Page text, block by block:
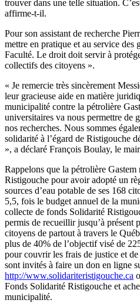
trouver dans une telle situation.
affirme-t-il.
Pour son assistant de recherche
mettre en pratique et au service des
Faculté. Le droit doit servir à
collectifs des citoyens ».
« Je remercie très sincèrement
leur gracieuse aide en matière
municipalité contre la pétrolière
universitaires va nous permettre de
nos recherches. Nous sommes
solidarité à l’égard de Ristigouche
», a déclaré François Boulay, le
Rappelons que la pétrolière
Ristigouche pour avoir adopté un
sources d’eau potable de ses 168
5,5, fois le budget annuel de la
collecte de fonds Solidarité
permis de recueillir jusqu’à présent
citoyens de partout à travers le
plus de 40% de l’objectif visé de
pour couvrir les frais de justice et
sont invités à faire un don en ligne
http://www.solidariteristigouche.ca
Fonds Solidarité Ristigouche et
municipalité.